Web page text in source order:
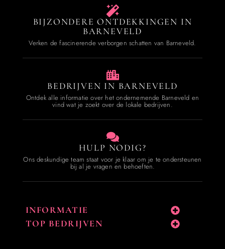
BIJZONDERE ONTDEKKINGEN IN
BARNEVELD
Verken de fascinerende verborgen schatten van Barneveld.
BEDRIJVEN IN BARNEVELD
Ontdek alle informatie over het ondernemende Barneveld en
vind wat je zoekt over de lokale bedrijven.
HULP NODIG?
Ons deskundige team staat voor je klaar om je te ondersteunen
bij al je vragen en behoeften.
INFORMATIE
TOP BEDRIJVEN